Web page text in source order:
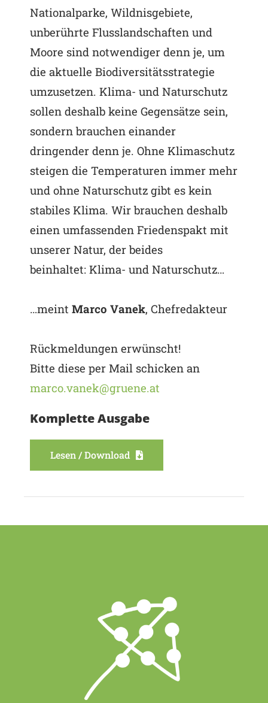
Nationalparke, Wildnisgebiete,
unberührte Flusslandschaften und
Moore sind notwendiger denn je, um
die aktuelle Biodiversitätsstrategie
umzusetzen. Klima- und Naturschutz
sollen deshalb keine Gegensätze sein,
sondern brauchen einander
dringender denn je. Ohne Klimaschutz
steigen die Temperaturen immer mehr
und ohne Naturschutz gibt es kein
stabiles Klima. Wir brauchen deshalb
einen umfassenden Friedenspakt mit
unserer Natur, der beides
beinhaltet: Klima- und Naturschutz…
…meintMarco Vanek, Chefredakteur
Rückmeldungen erwünscht!
Bitte diese per Mail schicken an
marco.vanek@gruene.at
Komplette Ausgabe
Lesen / Download